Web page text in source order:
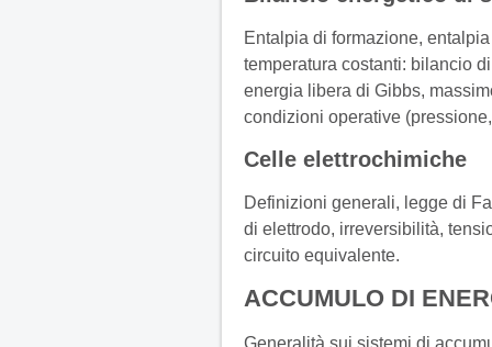
Entalpia di formazione,
temperatura costanti: bilancio
energia libera di Gibbs,
condizioni operative
Celle elettrochimiche
Definizioni generali, legge di
di elettrodo, irreversibilità,
circuito equivalente.
ACCUMULO DI
Generalità sui sistemi di